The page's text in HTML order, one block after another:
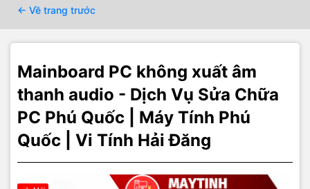
← Về trang trước
Mainboard PC không xuất âm
thanh audio - Dịch Vụ Sửa Chữa
PC Phú Quốc | Máy Tính Phú
Quốc | Vi Tính Hải Đăng
Giới thiệu tình trạng
Mainboard PC không xuất âm thanh là vấn đề thường gặp khiến
máy tính không phát ra âm thanh từ loa tích hợp hoặc loa ngoài.
Triệu chứng phổ biến bao gồm:
- Loa không có âm thanh khi xem video, nghe nhạc, chơi
- Biểu tượng loa trên Windows hiển thị dấu “x” hoặc báo lỗi.